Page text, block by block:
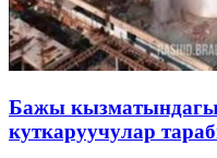
Бажы
куткаруучулар